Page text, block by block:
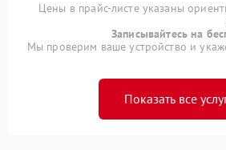
Цены в прайс-листе указаны
Записывайтесь на
Мы проверим ваше устройство и
Показать все